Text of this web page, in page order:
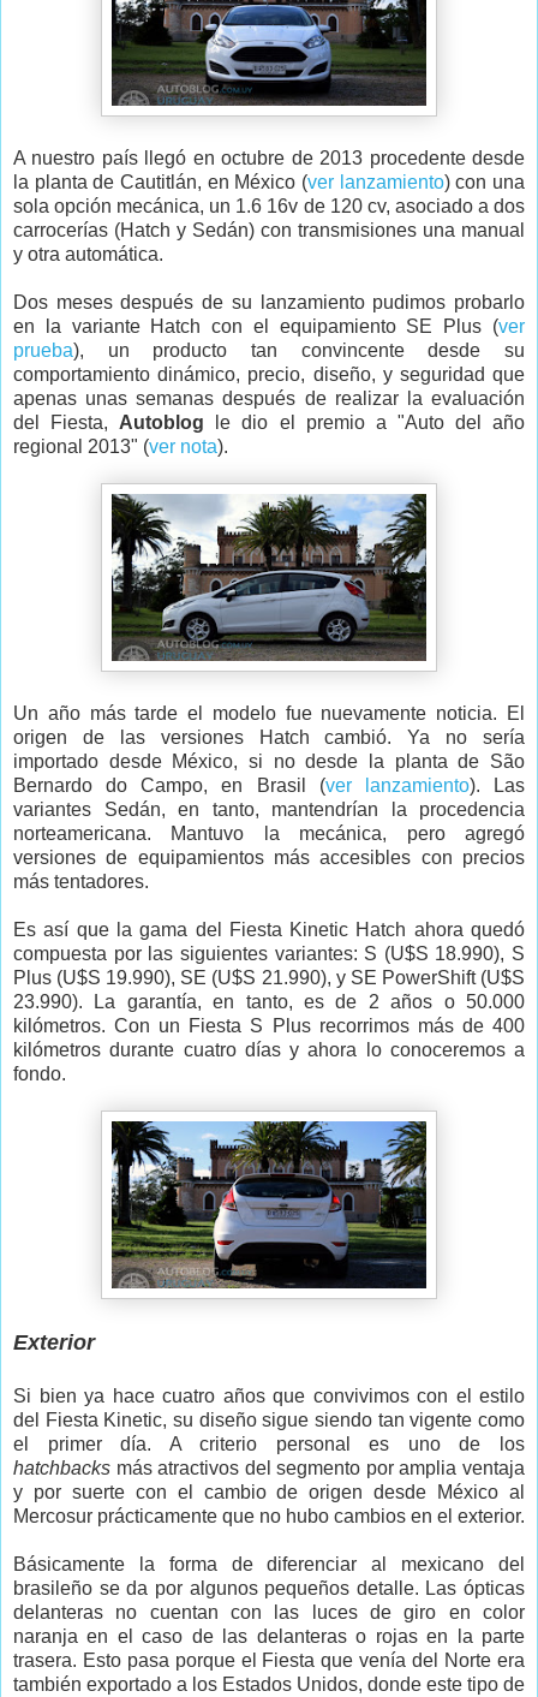
A nuestro país llegó en octubre de 2013 procedente desde
la planta de Cautitlán, en México (ver lanzamiento) con una
sola opción mecánica, un 1.6 16v de 120 cv, asociado a dos
carrocerías (Hatch y Sedán) con transmisiones una manual
y otra automática.
Dos meses después de su lanzamiento pudimos probarlo
en la variante Hatch con el equipamiento SE Plus (ver
prueba), un producto tan convincente desde su
comportamiento dinámico, precio, diseño, y seguridad que
apenas unas semanas después de realizar la evaluación
del Fiesta,Autoblog le dio el premio a "Auto del año
regional 2013" (ver nota).
Un año más tarde el modelo fue nuevamente noticia. El
origen de las versiones Hatch cambió. Ya no sería
importado desde México, si no desde la planta de São
Bernardo do Campo, en Brasil (ver lanzamiento). Las
variantes Sedán, en tanto, mantendrían la procedencia
norteamericana. Mantuvo la mecánica, pero agregó
versiones de equipamientos más accesibles con precios
más tentadores.
Es así que la gama del Fiesta Kinetic Hatch ahora quedó
compuesta por las siguientes variantes: S (U$S 18.990), S
Plus (U$S 19.990), SE (U$S 21.990), y SE PowerShift (U$S
23.990). La garantía, en tanto, es de 2 años o 50.000
kilómetros. Con un Fiesta S Plus recorrimos más de 400
kilómetros durante cuatro días y ahora lo conoceremos a
fondo.
Exterior
Si bien ya hace cuatro años que convivimos con el estilo
del Fiesta Kinetic, su diseño sigue siendo tan vigente como
el primer día. A criterio personal es uno de los
hatchbacks más atractivos del segmento por amplia ventaja
y por suerte con el cambio de origen desde México al
Mercosur prácticamente que no hubo cambios en el exterior.
Básicamente la forma de diferenciar al mexicano del
brasileño se da por algunos pequeños detalle. Las ópticas
delanteras no cuentan con las luces de giro en color
naranja en el caso de las delanteras o rojas en la parte
trasera. Esto pasa porque el Fiesta que venía del Norte era
también exportado a los Estados Unidos, donde este tipo de